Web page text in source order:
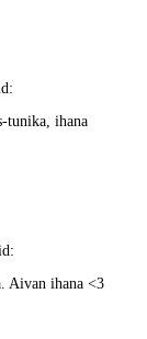
tunika, ihana
Aivan ihana <3